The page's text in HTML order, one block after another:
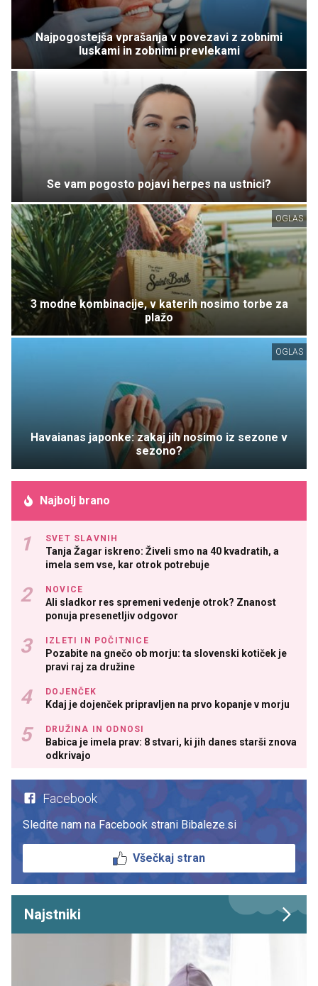
Najpogostejša vprašanja v povezavi z zobnimi
luskami in zobnimi prevlekami
Se vam pogosto pojavi herpes na ustnici?
OGLAS
3 modne kombinacije, v katerih nosimo torbe za
plažo
OGLAS
Havaianas japonke: zakaj jih nosimo iz sezone v
sezono?
Najbolj brano
SVET SLAVNIH
Tanja Žagar iskreno: Živeli smo na 40 kvadratih, a
imela sem vse, kar otrok potrebuje
NOVICE
Ali sladkor res spremeni vedenje otrok? Znanost
ponuja presenetljiv odgovor
IZLETI IN POČITNICE
Pozabite na gnečo ob morju: ta slovenski kotiček je
pravi raj za družine
DOJENČEK
Kdaj je dojenček pripravljen na prvo kopanje v morju
DRUŽINA IN ODNOSI
Babica je imela prav: 8 stvari, ki jih danes starši znova
odkrivajo
Facebook
Sledite nam na Facebook strani Bibaleze.si
Všečkaj stran
Najstniki